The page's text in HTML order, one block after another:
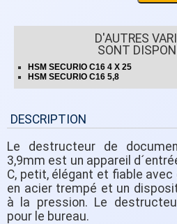
D'AUTRES
SONT
HSM SECURIO C16 4 X 25
HSM SECURIO C16 5,8
DESCRIPTION
Le destructeur de
3,9mm est un appareil
C, petit, élégant et fiable
en acier trempé et un
à la pression. Le
pour le bureau.